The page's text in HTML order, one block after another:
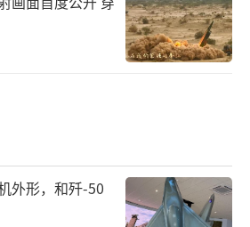
外形，和歼-50